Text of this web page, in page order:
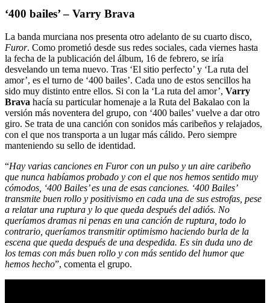
‘400 bailes’ – Varry Brava
La banda murciana nos presenta otro adelanto de su cuarto disco,
Furor. Como prometió desde sus redes sociales, cada viernes hasta
la fecha de la publicación del álbum, 16 de febrero, se iría
desvelando un tema nuevo. Tras ‘El sitio perfecto’ y ‘La ruta del
amor’, es el turno de ‘400 bailes’. Cada uno de estos sencillos ha
sido muy distinto entre ellos. Si con la ‘La ruta del amor’, Varry
Brava hacía su particular homenaje a la Ruta del Bakalao con la
versión más noventera del grupo, con ‘400 bailes’ vuelve a dar otro
giro. Se trata de una canción con sonidos más caribeños y relajados,
con el que nos transporta a un lugar más cálido. Pero siempre
manteniendo su sello de identidad.
“Hay varias canciones en Furor con un pulso y un aire caribeño
que nunca habíamos probado y con el que nos hemos sentido muy
cómodos, ‘400 Bailes’ es una de esas canciones. ‘400 Bailes’
transmite buen rollo y positivismo en cada una de sus estrofas, pese
a relatar una ruptura y lo que queda después del adiós. No
queríamos dramas ni penas en una canción de ruptura, todo lo
contrario, queríamos transmitir optimismo haciendo burla de la
escena que queda después de una despedida. Es sin duda uno de
los temas con más buen rollo y con más sentido del humor que
hemos hecho”, comenta el grupo.